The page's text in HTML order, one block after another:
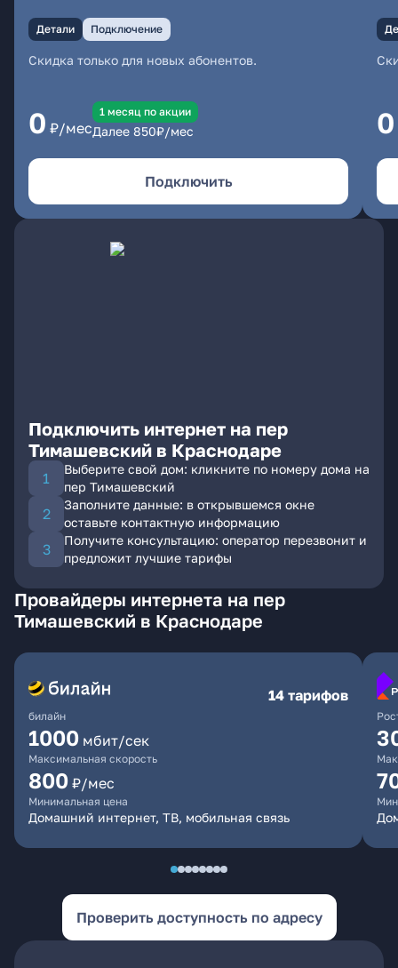
Детали Подключение
Скидка только для новых абонентов.
0 ₽/мес
1 месяц по акции
Далее 850₽/мес
Подключить
0
Подключить интернет на пер
Тимашевский в Краснодаре
Выберите свой дом: кликните по номеру дома на
пер Тимашевский
Заполните данные: в открывшемся окне
оставьте контактную информацию
Получите консультацию: оператор перезвонит и
предложит лучшие тарифы
Провайдеры интернета на пер
Тимашевский в Краснодаре
билайн
14 тарифов
1000 мбит/сек
Максимальная скорость
800 ₽/мес
Минимальная цена
Домашний интернет, ТВ, мобильная связь
Проверить доступность по адресу